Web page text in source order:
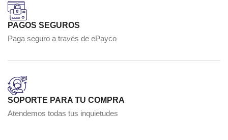
PAGOS SEGUROS
Paga seguro a través de ePayco
SOPORTE PARA TU COMPRA
Atendemos todas tus inquietudes